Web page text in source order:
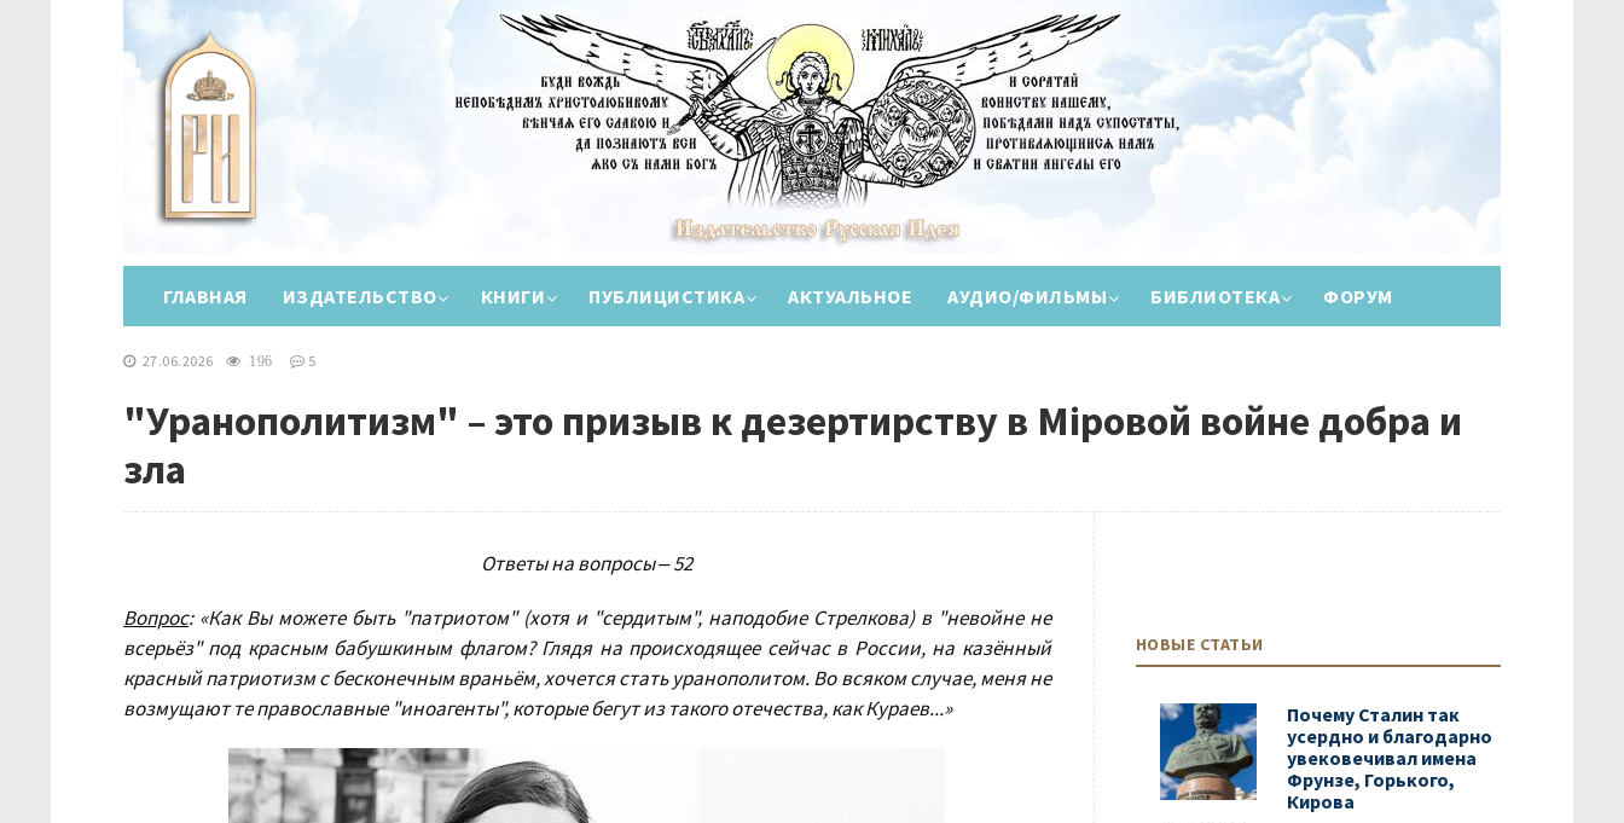
ГЛАВНАЯ ИЗДАТЕЛЬСТВО КНИГИ ПУБЛИЦИСТИКА АКТУАЛЬНОЕ АУДИО/ФИЛЬМЫ БИБЛИОТЕКА ФОРУМ
27.06.2026 196 5
"Уранополитизм" – это призыв к дезертирству в Мiровой войне добра и
зла
Ответы на вопросы ‒ 52
Вопрос: «Как Вы можете быть "патриотом" (хотя и "сердитым", наподобие Стрелкова) в "невойне не
всерьёз" под красным бабушкиным флагом? Глядя на происходящее сейчас в России, на казённый
красный патриотизм с бесконечным враньём, хочется стать уранополитом. Во всяком случае, меня не
возмущают те православные "иноагенты", которые бегут из такого отечества, как Кураев...»
НОВЫЕ СТАТЬИ
Почему Сталин так
усердно и благодарно
увековечивал имена
Фрунзе, Горького,
Кирова